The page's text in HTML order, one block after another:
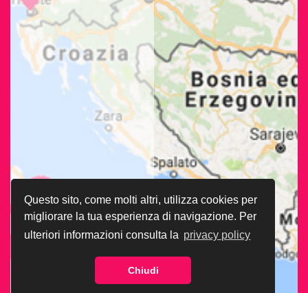
Questo sito, come molti altri, utilizza cookies per
migliorare la tua esperienza di navigazione. Per
ulteriori informazioni consulta la privacy policy
Chiudi